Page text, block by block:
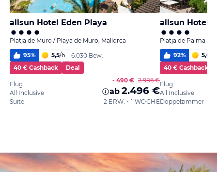
allsun Hotel Eden Playa
Platja de Muro / Playa de Muro, Mallorca
95% 5,5/6
6.030 Bew.
40 € Cashback
Deal
Flug
All Inclusive
Suite
- 490 € 2.986 €
ab 2.496 €
2 ERW. • 1 WOCHE
allsun Hotel
Platja de Palma /
92% 5,0
40 € Cashback
Flug
All Inclusive
Doppelzimmer